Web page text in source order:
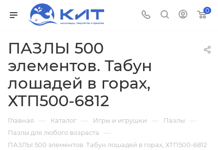
0
ПАЗЛЫ 500
элементов. Табун
лошадей в горах,
ХТП500-6812
Главная — Каталог — Игры и игрушки — Пазлы —
Пазлы для любого возраста —
ПАЗЛЫ 500 элементов. Табун лошадей в горах, ХТП500-6812